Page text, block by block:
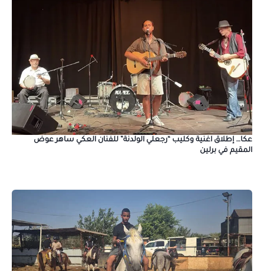
عكا… إطلاق اغنية وكليب “رجعلي الولدنة” للفنان العكي ساهر عوض
المقيم في برلين